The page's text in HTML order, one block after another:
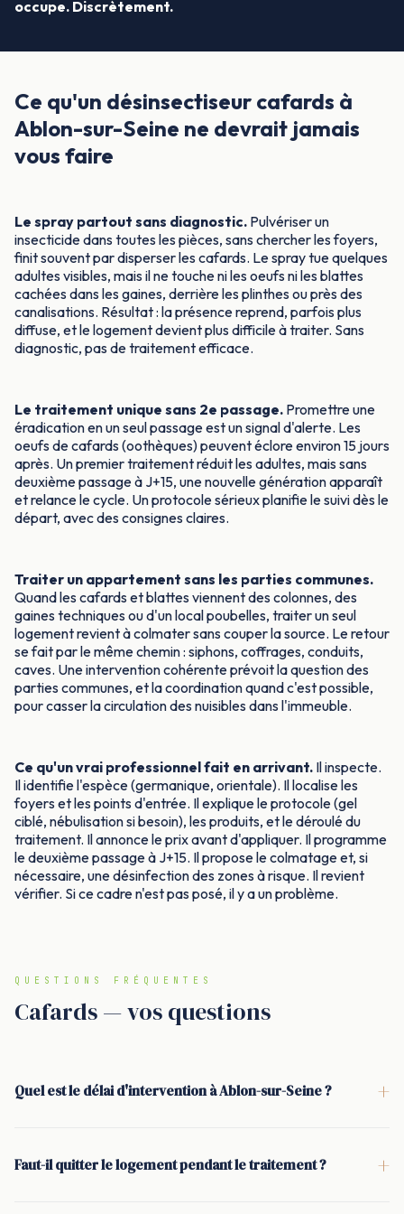
occupe. Discrètement.
Ce qu'un désinsectiseur cafards à
Ablon-sur-Seine ne devrait jamais
vous faire
Le spray partout sans diagnostic. Pulvériser un
insecticide dans toutes les pièces, sans chercher les foyers,
finit souvent par disperser les cafards. Le spray tue quelques
adultes visibles, mais il ne touche ni les oeufs ni les blattes
cachées dans les gaines, derrière les plinthes ou près des
canalisations. Résultat : la présence reprend, parfois plus
diffuse, et le logement devient plus difficile à traiter. Sans
diagnostic, pas de traitement efficace.
Le traitement unique sans 2e passage. Promettre une
éradication en un seul passage est un signal d'alerte. Les
oeufs de cafards (oothèques) peuvent éclore environ 15 jours
après. Un premier traitement réduit les adultes, mais sans
deuxième passage à J+15, une nouvelle génération apparaît
et relance le cycle. Un protocole sérieux planifie le suivi dès le
départ, avec des consignes claires.
Traiter un appartement sans les parties communes.
Quand les cafards et blattes viennent des colonnes, des
gaines techniques ou d'un local poubelles, traiter un seul
logement revient à colmater sans couper la source. Le retour
se fait par le même chemin : siphons, coffrages, conduits,
caves. Une intervention cohérente prévoit la question des
parties communes, et la coordination quand c'est possible,
pour casser la circulation des nuisibles dans l'immeuble.
Ce qu'un vrai professionnel fait en arrivant. Il inspecte.
Il identifie l'espèce (germanique, orientale). Il localise les
foyers et les points d'entrée. Il explique le protocole (gel
ciblé, nébulisation si besoin), les produits, et le déroulé du
traitement. Il annonce le prix avant d'appliquer. Il programme
le deuxième passage à J+15. Il propose le colmatage et, si
nécessaire, une désinfection des zones à risque. Il revient
vérifier. Si ce cadre n'est pas posé, il y a un problème.
QUESTIONS FRÉQUENTES
Cafards — vos questions
Quel est le délai d'intervention à Ablon-sur-Seine ? +
une intervention le jour même est parfois possible. La priorité
Faut-il quitter le logement pendant le traitement ? +